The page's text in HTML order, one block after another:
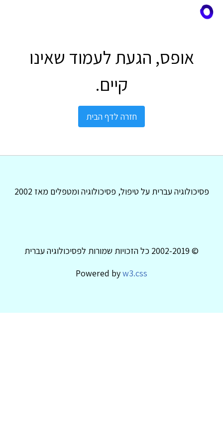
אופס, הגעת לעמוד שאינו
קיים.
חזרה לדף הבית
פסיכולוגיה עברית על טיפול, פסיכולוגיה ומטפלים מאז 2002
© 2002-2019 כל הזכויות שמורות לפסיכולוגיה עברית
Powered byw3.css